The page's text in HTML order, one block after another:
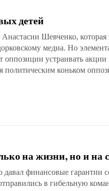
детей
Шевченко,
медиа. Но
устраивать
политическим коньком
на жизни, но и на
финансовые гарантии
в гибельную